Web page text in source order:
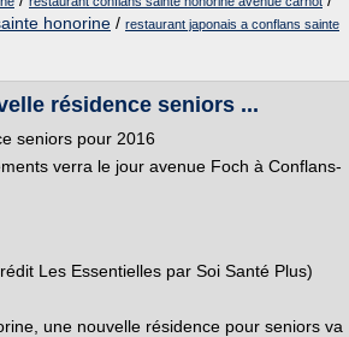
honorine / restaurant japonais a conflans sainte
résidence seniors ...
seniors pour 2016
verra le jour avenue Foch à Conflans-
Les Essentielles par Soi Santé Plus)
une nouvelle résidence pour seniors va